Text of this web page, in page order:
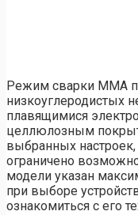
Режим сварки ММА
низкоуглеродистых
плавящимися
целлюлозным
выбранных
ограничено
модели указан
при выборе
ознакомиться с его